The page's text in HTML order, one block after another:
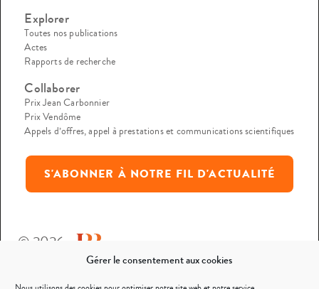
Gérer le consentement aux cookies
Explorer
Toutes nos publications
Actes
Rapports de recherche
Collaborer
Prix Jean Carbonnier
Prix Vendôme
Appels d’offres, appel à prestations et communications scientifiques
S'ABONNER À NOTRE FIL D'ACTUALITÉ
© 2026